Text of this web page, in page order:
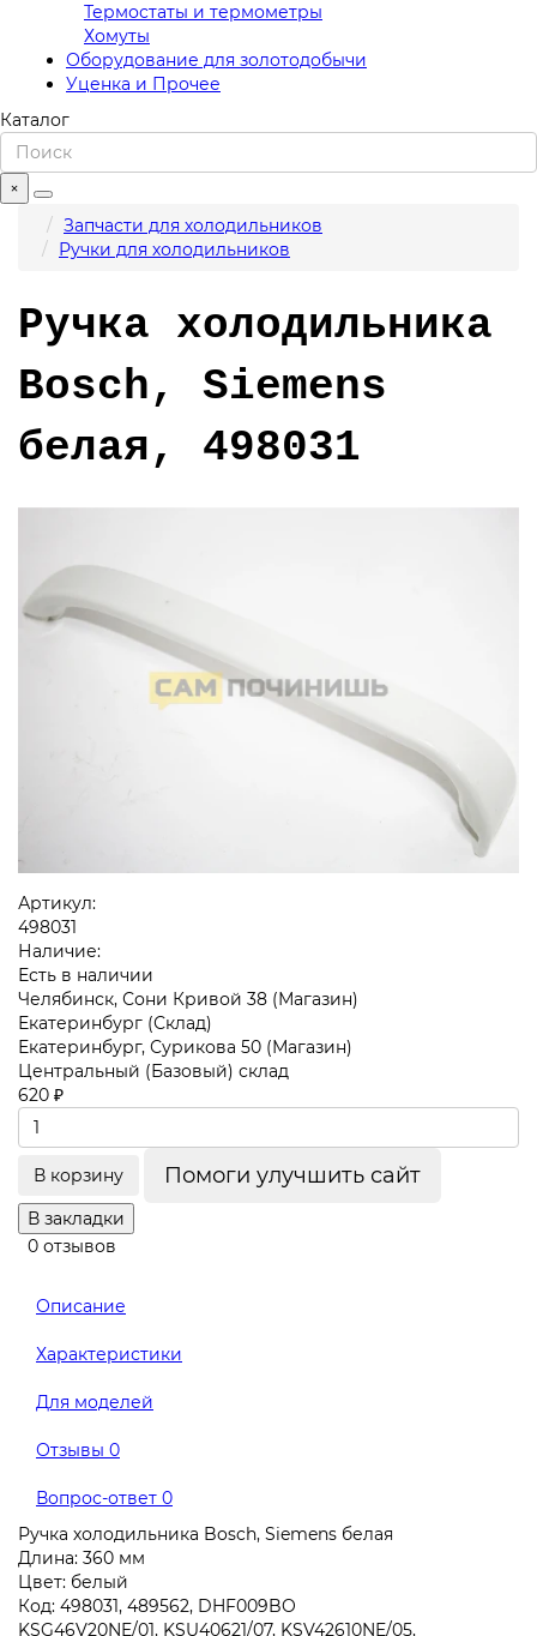
Термостаты и термометры
Хомуты
Оборудование для золотодобычи
Уценка и Прочее
Каталог
×
Запчасти для холодильников
Ручки для холодильников
Ручка холодильника
Bosch, Siemens
белая, 498031
Артикул:
498031
Наличие:
Есть в наличии
Челябинск, Сони Кривой 38 (Магазин)
Екатеринбург (Склад)
Екатеринбург, Сурикова 50 (Магазин)
Центральный (Базовый) склад
620 ₽
В корзину Помоги улучшить сайт
В закладки
0 отзывов
Описание
Характеристики
Для моделей
Отзывы 0
Вопрос-ответ 0
Ручка холодильника Bosch, Siemens белая
Длина: 360 мм
Цвет: белый
Код: 498031, 489562, DHF009BO
KSG46V20NE/01, KSU40621/07, KSV42610NE/05,